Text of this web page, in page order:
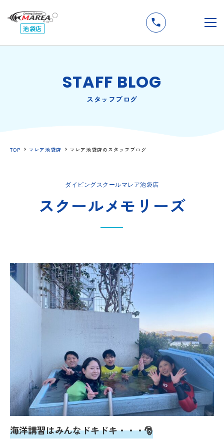
池袋店
STAFF BLOG
スタッフブログ
TOP マレア池袋店 マレア池袋店のスタッフブログ
ダイビングスクールマレア池袋店
スクールメモリーズ
海洋講習はみんなドキドキ・・・🎅